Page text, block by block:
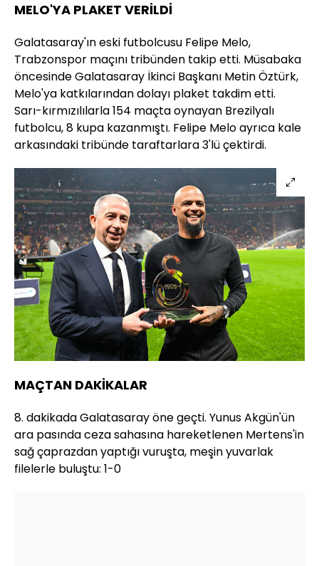
MELO'YA PLAKET VERİLDİ
Galatasaray'ın eski futbolcusu Felipe Melo,
Trabzonspor maçını tribünden takip etti. Müsabaka
öncesinde Galatasaray İkinci Başkanı Metin Öztürk,
Melo'ya katkılarından dolayı plaket takdim etti.
Sarı-kırmızılılarla 154 maçta oynayan Brezilyalı
futbolcu, 8 kupa kazanmıştı. Felipe Melo ayrıca kale
arkasındaki tribünde taraftarlara 3'lü çektirdi.
MAÇTAN DAKİKALAR
8. dakikada Galatasaray öne geçti. Yunus Akgün'ün
ara pasında ceza sahasına hareketlenen Mertens'in
sağ çaprazdan yaptığı vuruşta, meşin yuvarlak
filelerle buluştu: 1-0